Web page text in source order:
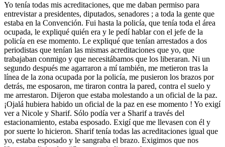
Yo tenía todas mis acreditaciones, que me daban permiso para
entrevistar a presidentes, diputados, senadores ; a toda la gente que
estaba en la Convención. Fui hasta la policía, que tenía toda el área
ocupada, le expliqué quién era y le pedí hablar con el jefe de la
policía en ese momento. Le expliqué que tenían arrestados a dos
periodistas que tenían las mismas acreditaciones que yo, que
trabajaban conmigo y que necesitábamos que los liberaran. Ni un
segundo después me agarraron a mí también, me metieron tras la
línea de la zona ocupada por la policía, me pusieron los brazos por
detrás, me esposaron, me tiraron contra la pared, contra el suelo y
me arrestaron. Dijeron que estaba molestando a un oficial de la paz.
¡Ojalá hubiera habido un oficial de la paz en ese momento ! Yo exigí
ver a Nicole y Sharif. Sólo podía ver a Sharif a través del
estacionamiento, estaba esposado. Exigí que me llevasen con él y
por suerte lo hicieron. Sharif tenía todas las acreditaciones igual que
yo, estaba esposado y le sangraba el brazo. Exigimos que nos